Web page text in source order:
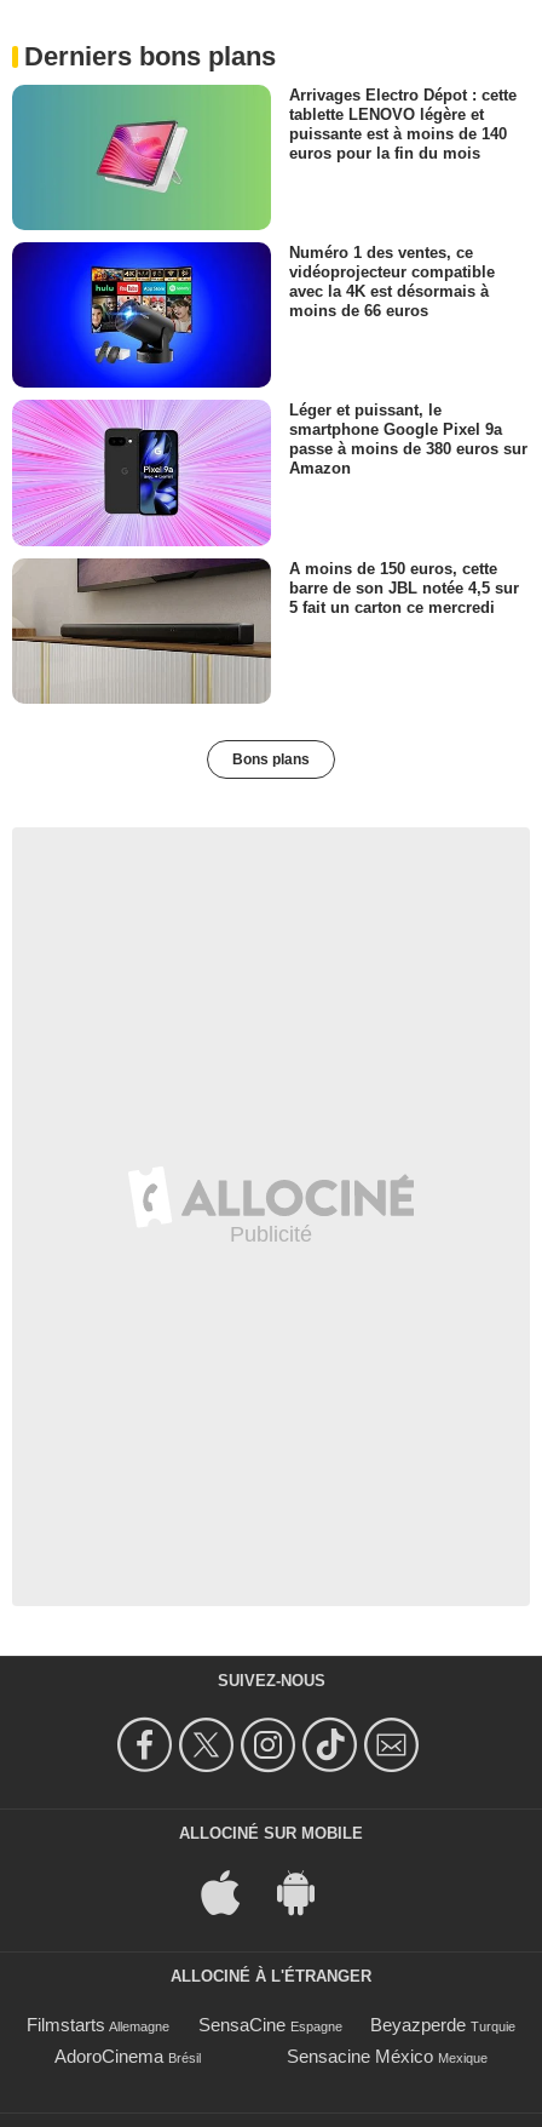
Derniers bons plans
Arrivages Electro Dépot : cette
tablette LENOVO légère et
puissante est à moins de 140
euros pour la fin du mois
Numéro 1 des ventes, ce
vidéoprojecteur compatible
avec la 4K est désormais à
moins de 66 euros
Léger et puissant, le
smartphone Google Pixel 9a
passe à moins de 380 euros sur
Amazon
A moins de 150 euros, cette
barre de son JBL notée 4,5 sur
5 fait un carton ce mercredi
Bons plans
SUIVEZ-NOUS
ALLOCINÉ SUR MOBILE
ALLOCINÉ À L'ÉTRANGER
Filmstarts Allemagne SensaCine Espagne Beyazperde Turquie
AdoroCinema Brésil Sensacine México Mexique